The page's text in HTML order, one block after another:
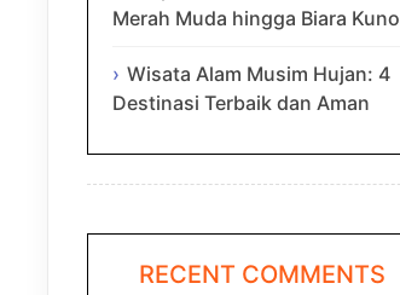
Merah Muda hingga Biara Kuno
Wisata Alam Musim Hujan: 4
Destinasi Terbaik dan Aman
RECENT COMMENTS